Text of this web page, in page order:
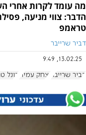
מה עומד לקרות אחרי
הדבר: צווי מניעה,
טראמפ
דביר שרייבר
13.02.25, 9:49
דביר שרייבר יצחק עמית דונל